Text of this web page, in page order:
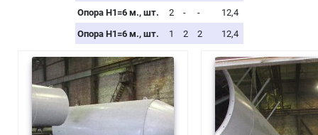
Опора H1=6 м., шт.
2 - -
12,4
Опора H1=6 м., шт.
1 2 2 12,4